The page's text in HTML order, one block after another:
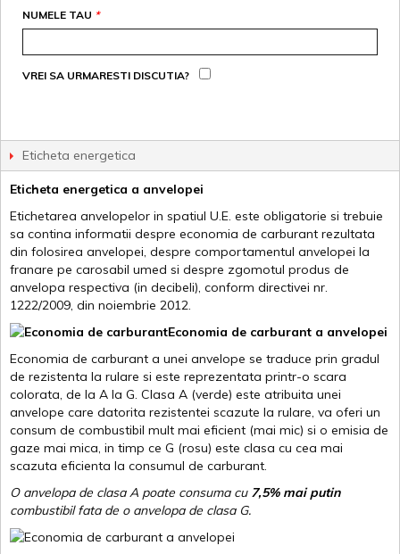
*
NUMELE TAU
VREI SA URMARESTI DISCUTIA?
Eticheta energetica
Eticheta energetica a anvelopei
Etichetarea anvelopelor in spatiul U.E. este obligatorie si trebuie
sa contina informatii despre economia de carburant rezultata
din folosirea anvelopei, despre comportamentul anvelopei la
franare pe carosabil umed si despre zgomotul produs de
anvelopa respectiva (in decibeli), conform directivei nr.
1222/2009, din noiembrie 2012.
Economia de carburant a anvelopei
Economia de carburant a unei anvelope se traduce prin gradul
de rezistenta la rulare si este reprezentata printr-o scara
colorata, de la A la G. Clasa A (verde) este atribuita unei
anvelope care datorita rezistentei scazute la rulare, va oferi un
consum de combustibil mult mai eficient (mai mic) si o emisia de
gaze mai mica, in timp ce G (rosu) este clasa cu cea mai
scazuta eficienta la consumul de carburant.
O anvelopa de clasa A poate consuma cu 7,5% mai putin
combustibil fata de o anvelopa de clasa G.